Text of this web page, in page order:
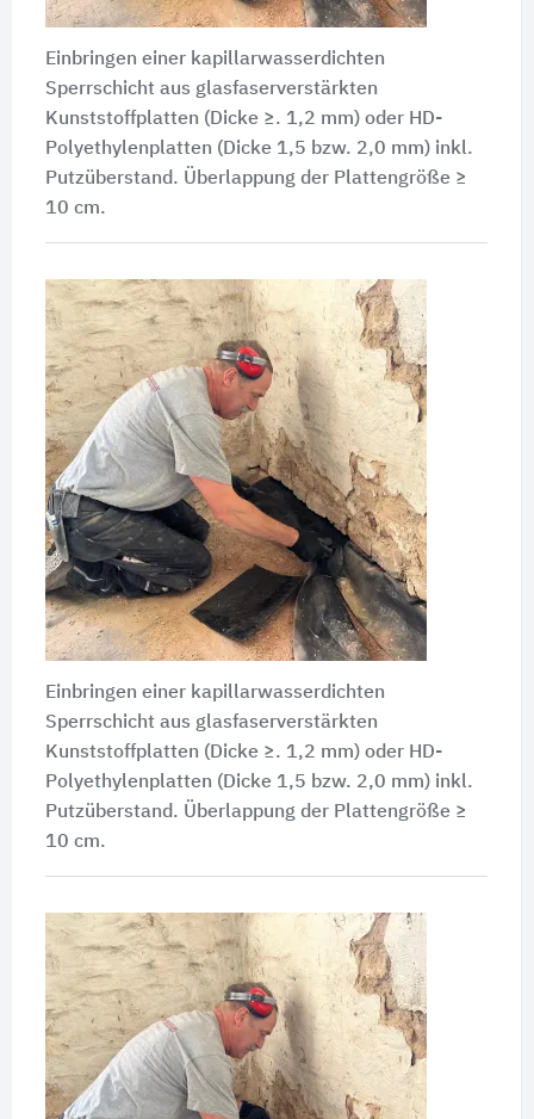
Einbringen einer kapillarwasserdichten
Sperrschicht aus glasfaserverstärkten
Kunststoffplatten (Dicke ≥. 1,2 mm) oder HD-
Polyethylenplatten (Dicke 1,5 bzw. 2,0 mm) inkl.
Putzüberstand. Überlappung der Plattengröße ≥
10 cm.
Einbringen einer kapillarwasserdichten
Sperrschicht aus glasfaserverstärkten
Kunststoffplatten (Dicke ≥. 1,2 mm) oder HD-
Polyethylenplatten (Dicke 1,5 bzw. 2,0 mm) inkl.
Putzüberstand. Überlappung der Plattengröße ≥
10 cm.